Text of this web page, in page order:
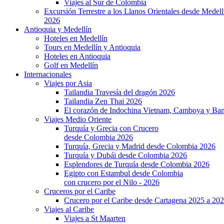
Viajes al Sur de Colombia
Excursión Terrestre a los Llanos Orientales desde
2026
Antioquia y Medellín
Hoteles en Medellín
Tours en Medellín y Antioquia
Hoteles en Antioquia
Golf en Medellín
Internacionales
Viajes por Asia
Tailandia Travesía del dragón 2026
Tailandia Zen Thai 2026
El corazón de Indochina Vietnam, Camboya y
Viajes Medio Oriente
Turquía y Grecia con Crucero
desde Colombia 2026
Turquía, Grecia y Madrid desde Colombia 2026
Turquía y Dubái desde Colombia 2026
Esplendores de Turquía desde Colombia 2026
Egipto con Estambul desde Colombia
con crucero por el Nilo - 2026
Cruceros por el Caribe
Crucero por el Caribe desde Cartagena 2025 a
Viajes al Caribe
Viajes a St Maarten